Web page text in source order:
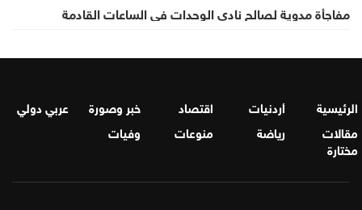
مفاجأة مدوية لصالح نادي الوحدات في الساعات القادمة
الرئيسية أردنيات اقتصاد خبر وصورة
عربي دولي
مقالات
مختارة
رياضة منوعات وفيات